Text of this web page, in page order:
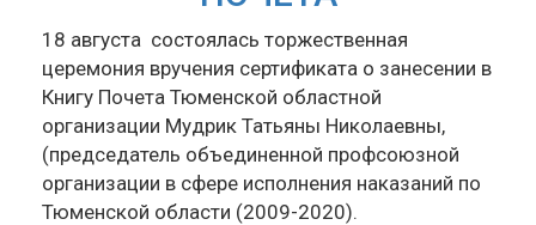
18 августа состоялась торжественная
церемония вручения сертификата о занесении в
Книгу Почета Тюменской областной
организации Мудрик Татьяны Николаевны,
(председатель объединенной профсоюзной
организации в сфере исполнения наказаний по
Тюменской области (2009-2020).